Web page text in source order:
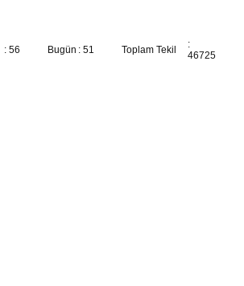
: 56 Bugün : 51 Toplam Tekil
:
46725